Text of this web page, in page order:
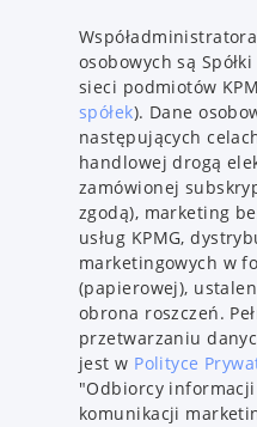
osobowych są
sieci podmiotów
spółek). Dane
następujących
handlowej drogą
zamówionej
zgodą), marketing
usług KPMG,
marketingowych w
(papierowej),
obrona roszczeń.
przetwarzaniu
jest w Polityce
"Odbiorcy
komunikacji